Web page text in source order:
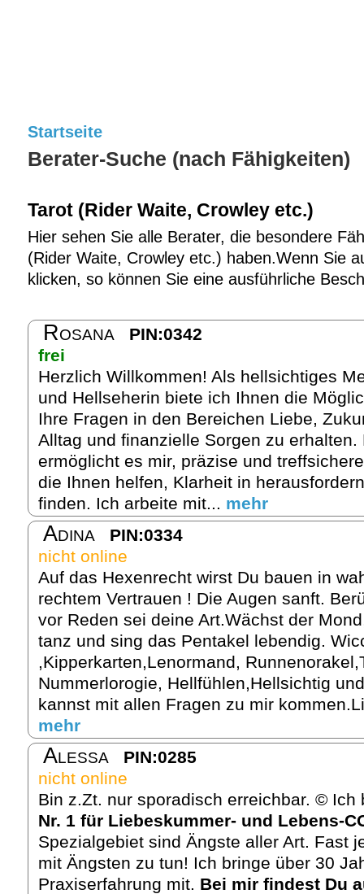
Startseite
Berater-Suche (nach Fähigkeiten)
Tarot (Rider Waite, Crowley etc.)
Hier sehen Sie alle Berater, die besondere
(Rider Waite, Crowley etc.) haben.Wenn Sie
klicken, so können Sie eine ausführliche
Rosana
PIN:0342
frei
Herzlich Willkommen! Als hellsichtiges
und Hellseherin biete ich Ihnen die
Ihre Fragen in den Bereichen Liebe,
Alltag und finanzielle Sorgen zu erhalten.
ermöglicht es mir, präzise und
die Ihnen helfen, Klarheit in
finden. Ich arbeite mit... mehr
Adina
PIN:0334
nicht online
Auf das Hexenrecht wirst Du bauen in
rechtem Vertrauen ! Die Augen sanft.
vor Reden sei deine Art.Wächst der
tanz und sing das Pentakel lebendig.
,Kipperkarten,Lenormand,
Nummerlorogie, Hellfühlen,Hellsichtig
kannst mit allen Fragen zu mir
mehr
Alessa
PIN:0285
nicht online
Bin z.Zt. nur sporadisch erreichbar. ©
Nr. 1 für Liebeskummer- und Lebens-
Spezialgebiet sind Ängste aller Art. Fast
mit Ängsten zu tun! Ich bringe über 30
Praxiserfahrung mit. Bei mir findest Du